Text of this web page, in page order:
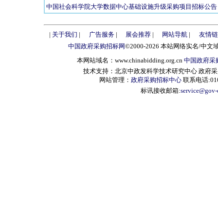
中国社会科学院大学数据中心基础设施升级采购项目招标公告
| 关于我们 | 广告服务| 展会推荐| 网站导航 |
友情
中国政府采购招标网©2000-2026 本站网络实名/中文
本网站域名：www.chinabidding.org.cn 中国政府采
技术支持：北京中政发科学技术研究中心 政府
网站管理： 政府采购招标中心 联系电话
标讯接收邮箱: